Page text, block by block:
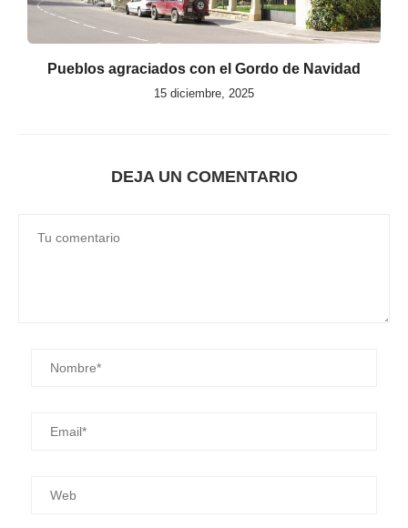
Pueblos agraciados con el Gordo de Navidad
15 diciembre, 2025
DEJA UN COMENTARIO